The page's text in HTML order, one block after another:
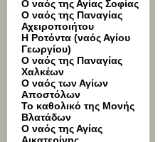
Ο ναός της Αγίας Σοφίας
Ο ναός της Παναγίας
Αχειροποιήτου
Η Ροτόντα (ναός Αγίου
Γεωργίου)
Ο ναός της Παναγίας
Χαλκέων
Ο ναός των Αγίων
Αποστόλων
Το καθολικό της Μονής
Βλατάδων
Ο ναός της Αγίας